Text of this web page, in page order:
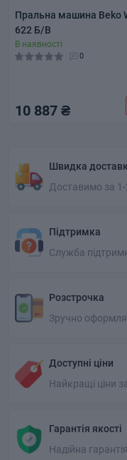
Пральна машина Beko
622 Б/В
В наявності
0
10 887 ₴
Швидка
Доставимо за 1-
Підтримка
Служба
Розстрочка
Зручно
Доступні ціни
Найкращі ціни
Гарантія якості
Надійна